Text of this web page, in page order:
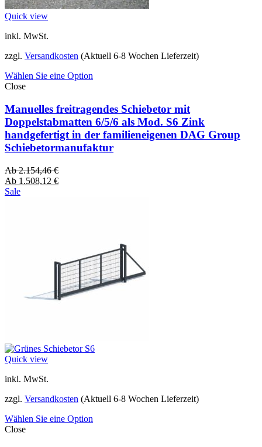
Quick view
inkl. MwSt.
zzgl. Versandkosten (Aktuell 6-8 Wochen Lieferzeit)
Wählen Sie eine Option
Close
Manuelles freitragendes Schiebetor mit
Doppelstabmatten 6/5/6 als Mod. S6 Zink
handgefertigt in der familieneigenen DAG Group
Schiebetormanufaktur
Ab2.154,46€
Ab 1.508,12 €
Sale
Quick view
inkl. MwSt.
zzgl. Versandkosten (Aktuell 6-8 Wochen Lieferzeit)
Wählen Sie eine Option
Close